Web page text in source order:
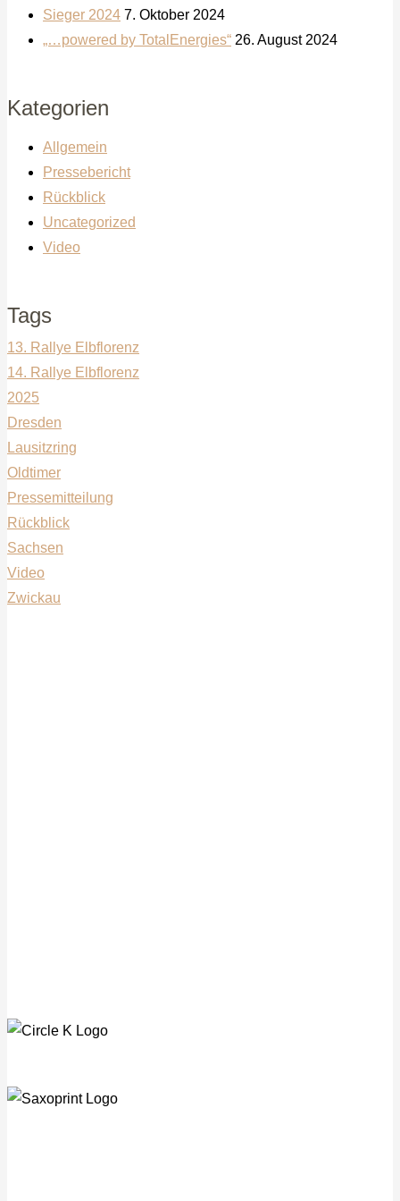
Sieger 2024 7. Oktober 2024
„…powered by TotalEnergies“ 26. August 2024
Kategorien
Allgemein
Pressebericht
Rückblick
Uncategorized
Video
Tags
13. Rallye Elbflorenz
14. Rallye Elbflorenz
2025
Dresden
Lausitzring
Oldtimer
Pressemitteilung
Rückblick
Sachsen
Video
Zwickau